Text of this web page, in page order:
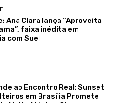
Ana Clara lança “Aproveita
faixa inédita em
com Suel
ao Encontro Real: Sunset
em Brasília Promete